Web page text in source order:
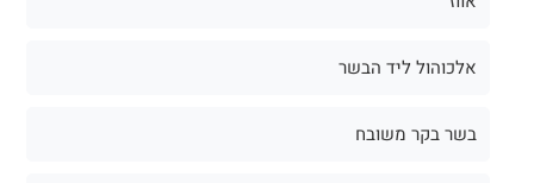
אלכוהול ליד הבשר
בשר בקר משובח